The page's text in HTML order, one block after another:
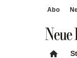
Abo